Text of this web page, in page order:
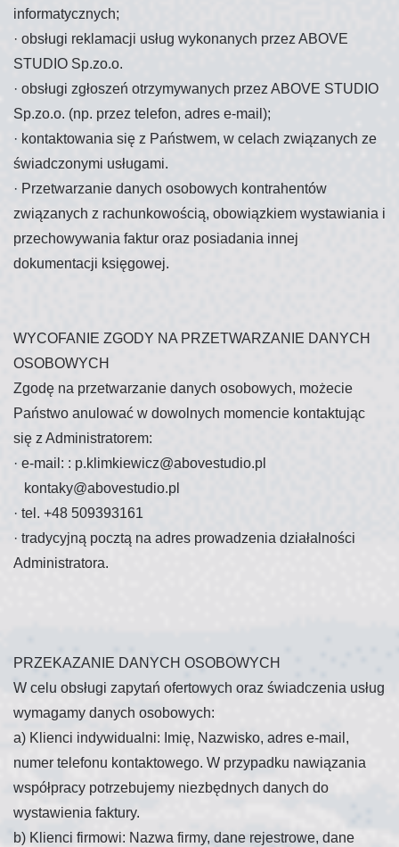
informatycznych;
· obsługi reklamacji usług wykonanych przez ABOVE
STUDIO Sp.zo.o.
· obsługi zgłoszeń otrzymywanych przez ABOVE STUDIO
Sp.zo.o. (np. przez telefon, adres e-mail);
· kontaktowania się z Państwem, w celach związanych ze
świadczonymi usługami.
· Przetwarzanie danych osobowych kontrahentów
związanych z rachunkowością, obowiązkiem wystawiania i
przechowywania faktur oraz posiadania innej
dokumentacji księgowej.
WYCOFANIE ZGODY NA PRZETWARZANIE DANYCH
OSOBOWYCH
Zgodę na przetwarzanie danych osobowych, możecie
Państwo anulować w dowolnych momencie kontaktując
się z Administratorem:
· e-mail: : p.klimkiewicz@abovestudio.pl
kontaky@abovestudio.pl
· tel. +48 509393161
· tradycyjną pocztą na adres prowadzenia działalności
Administratora.
PRZEKAZANIE DANYCH OSOBOWYCH
W celu obsługi zapytań ofertowych oraz świadczenia usług
wymagamy danych osobowych:
a) Klienci indywidualni: Imię, Nazwisko, adres e-mail,
numer telefonu kontaktowego. W przypadku nawiązania
współpracy potrzebujemy niezbędnych danych do
wystawienia faktury.
b) Klienci firmowi: Nazwa firmy, dane rejestrowe, dane